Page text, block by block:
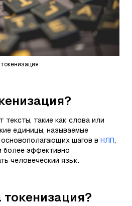
токенизация
тексты, такие как слова или
единицы, называемые
шагов в НЛП,
эффективно
человеческий язык.